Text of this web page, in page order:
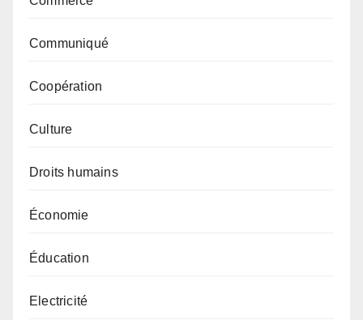
Communiqué
Coopération
Culture
Droits humains
Économie
Éducation
Electricité